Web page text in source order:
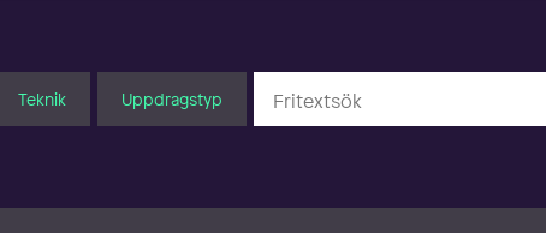
Teknik Uppdragstyp